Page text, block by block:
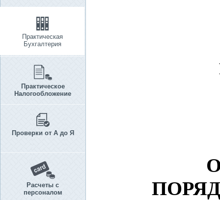
Практическая
Бухгалтерия
Практическое
Налогообложение
Проверки от А до Я
Расчеты с
персоналом